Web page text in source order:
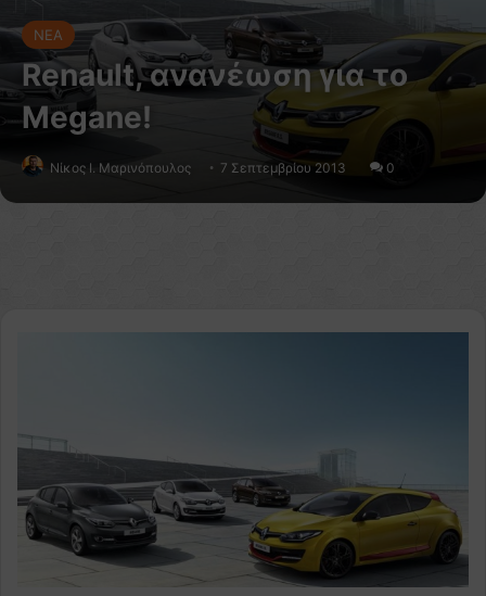
NEA
Renault, ανανέωση για το
Megane!
Nίκος Ι. Mαρινόπουλος 7 Σεπτεμβρίου 2013 0